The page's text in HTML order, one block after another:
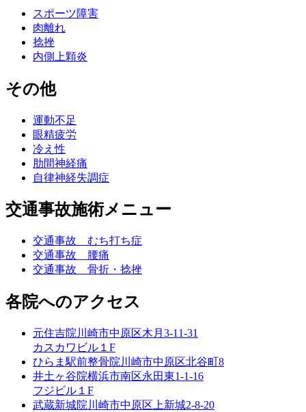
スポーツ障害
肉離れ
捻挫
内側上顆炎
その他
運動不足
眼精疲労
冷え性
肋間神経痛
自律神経失調症
交通事故施術メニュー
交通事故 むち打ち症
交通事故 腰痛
交通事故 骨折・捻挫
各院へのアクセス
元住吉院 川崎市中原区木月3-11-31
カスカワビル１F
ひらま駅前整骨院 川崎市中原区北谷町8
井土ヶ谷院横浜市南区永田東1-1-16
フジビル１F
武蔵新城院 川崎市中原区上新城2-8-20